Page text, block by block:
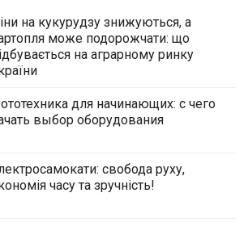
на кукурудзу знижуються, а
може подорожчати: що
на аграрному ринку
для начинающих: с чего
выбор оборудования
свобода руху,
часу та зручність!